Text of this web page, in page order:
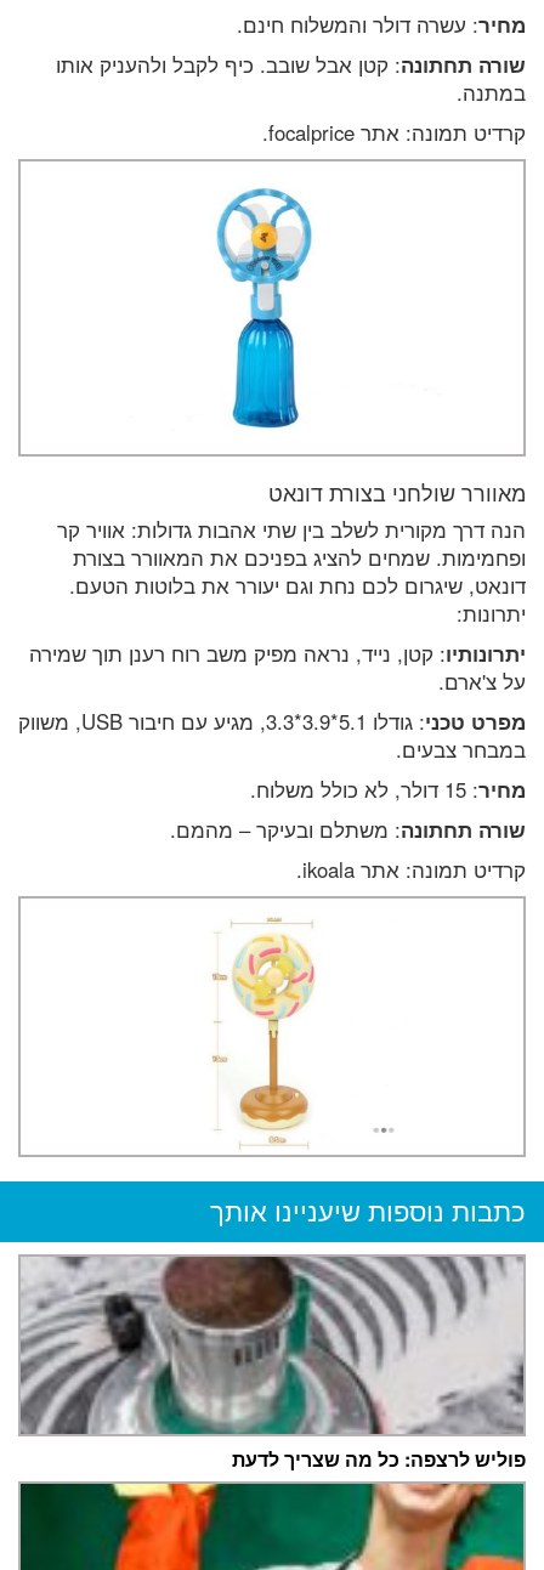
מחיר: עשרה דולר והמשלוח חינם.
שורה תחתונה: קטן אבל שובב. כיף לקבל ולהעניק אותו
במתנה.
קרדיט תמונה: אתר focalprice.
מאוורר שולחני בצורת דונאט
הנה דרך מקורית לשלב בין שתי אהבות גדולות: אוויר קר
ופחמימות. שמחים להציג בפניכם את המאוורר בצורת
דונאט, שיגרום לכם נחת וגם יעורר את בלוטות הטעם.
יתרונות:
יתרונותיו: קטן, נייד, נראה מפיק משב רוח רענן תוך שמירה
על צ'ארם.
מפרט טכני
: גודלו 5.1*3.9*3.3, מגיע עם חיבור USB, משווק
במבחר צבעים.
מחיר: 15 דולר, לא כולל משלוח.
שורה תחתונה: משתלם ובעיקר – מהמם.
קרדיט תמונה: אתר ikoala.
כתבות נוספות שיעניינו אותך
פוליש לרצפה: כל מה שצריך לדעת